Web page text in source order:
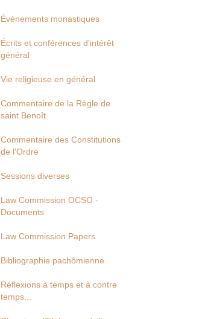
Événements monastiques
Écrits et conférences d'intérêt
général
Vie religieuse en général
Commentaire de la Règle de
saint Benoît
Commentaire des Constitutions
de l'Ordre
Sessions diverses
Law Commission OCSO -
Documents
Law Commission Papers
Bibliographie pachômienne
Réflexions à temps et à contre
temps...